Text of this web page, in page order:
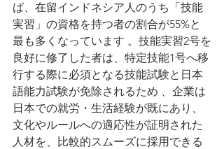
ば、在留インドネシア人のうち「技能
実習」の資格を持つ者の割合が55%と
最も多くなっています 。技能実習2号を
良好に修了した者は、特定技能1号へ移
行する際に必須となる技能試験と日本
語能力試験が免除されるため 、企業は
日本での就労・生活経験が既にあり、
文化やルールへの適応性が証明された
人材を、比較的スムーズに採用できる